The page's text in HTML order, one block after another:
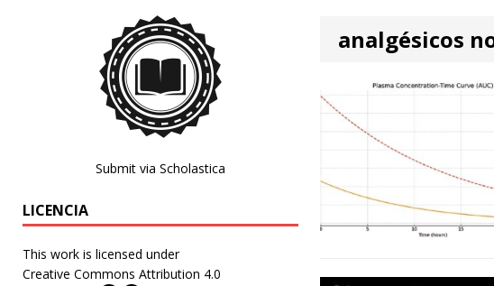
analgésicos
Submit via Scholastica
LICENCIA
This work is licensed under
Creative Commons Attribution 4.0